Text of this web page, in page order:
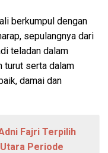
berkumpul dengan
sepulangnya dari
teladan dalam
turut serta dalam
damai dan
Fajri Terpilih
Periode